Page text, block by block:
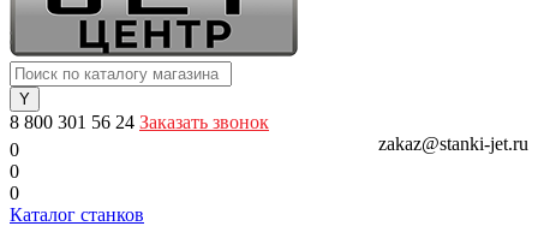
8 800 301 56 24 Заказать звонок
zakaz@stanki-jet.ru
0
0
0
Каталог станков